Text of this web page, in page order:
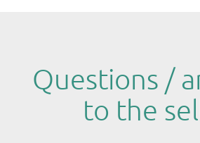
Questions /
to the